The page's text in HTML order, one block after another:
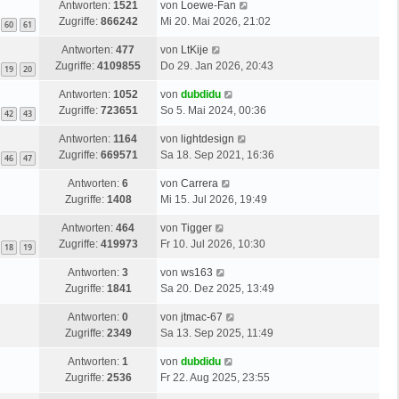
60 61
Antworten: 1521
Zugriffe: 866242
von Loewe-Fan
Mi 20. Mai 2026, 21:02
19 20
Antworten: 477
Zugriffe: 4109855
von LtKije
Do 29. Jan 2026, 20:43
42 43
Antworten: 1052
Zugriffe: 723651
von dubdidu
So 5. Mai 2024, 00:36
46 47
Antworten: 1164
Zugriffe: 669571
von lightdesign
Sa 18. Sep 2021, 16:36
Antworten: 6
Zugriffe: 1408
von Carrera
Mi 15. Jul 2026, 19:49
18 19
Antworten: 464
Zugriffe: 419973
von Tigger
Fr 10. Jul 2026, 10:30
Antworten: 3
Zugriffe: 1841
von ws163
Sa 20. Dez 2025, 13:49
Antworten: 0
Zugriffe: 2349
von jtmac-67
Sa 13. Sep 2025, 11:49
Antworten: 1
Zugriffe: 2536
von dubdidu
Fr 22. Aug 2025, 23:55